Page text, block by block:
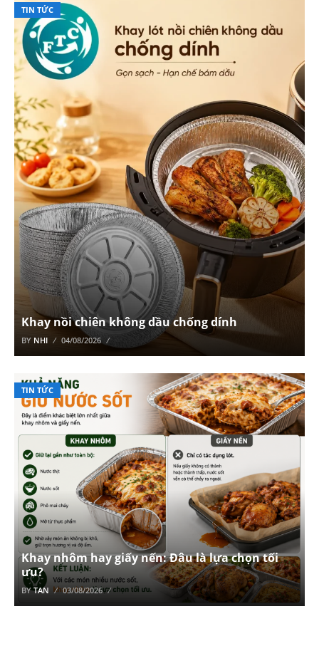
TIN TỨC
Khay nồi chiên không dầu chống dính
BY NHI 04/08/2026
TIN TỨC
Khay nhôm hay giấy nến: Đâu là lựa chọn tối
ưu?
BYTAN 03/08/2026